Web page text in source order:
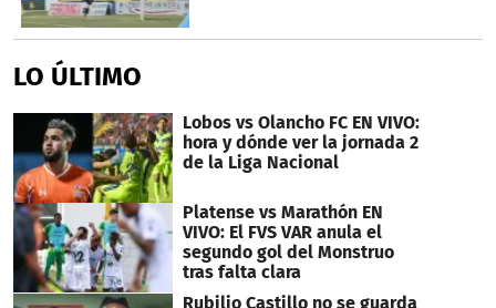
LO ÚLTIMO
Lobos vs Olancho FC EN VIVO:
hora y dónde ver la jornada 2
de la Liga Nacional
Platense vs Marathón EN
VIVO: El FVS VAR anula el
segundo gol del Monstruo
tras falta clara
Rubilio Castillo no se guarda